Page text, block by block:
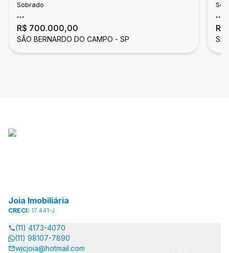
Sobrado
...
R$ 700.000,00
SÃO BERNARDO DO CAMPO - SP
...
Joia Imobiliária
CRECI: 17.441-J
(11) 4173-4070
(11) 98107-7890
wjcjoia@hotmail.com